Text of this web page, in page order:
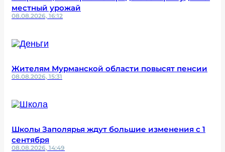
местный урожай
08.08.2026, 16:12
Жителям Мурманской области повысят пенсии
08.08.2026, 15:31
Школы Заполярья ждут большие изменения с 1
сентября
08.08.2026, 14:49